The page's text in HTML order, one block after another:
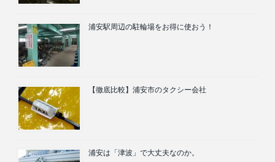
浦安駅周辺の駐輪場をお得に使おう！
【徹底比較】浦安市のタクシー会社
浦安は「津波」で大丈夫なのか。